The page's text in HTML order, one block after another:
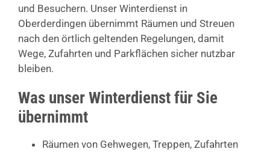
und Besuchern. Unser Winterdienst in
Oberderdingen übernimmt Räumen und Streuen
nach den örtlich geltenden Regelungen, damit
Wege, Zufahrten und Parkflächen sicher nutzbar
bleiben.
Was unser Winterdienst für Sie
übernimmt
Räumen von Gehwegen, Treppen, Zufahrten